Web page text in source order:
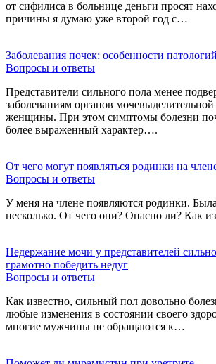
от сифилиса в больнице деньги просят
причины я думаю уже второй год с…
Заболевания почек: особенности
Вопросы и ответы
Представители сильного пола менее
заболеваниям органов
женщины. При этом симптомы болезни
более выраженный характер….
От чего могут появляться родинки на
Вопросы и ответы
У меня на члене появляются родинки.
несколько. От чего они? Опасно ли? Как
Недержание мочи у представителей
грамотно победить недуг
Вопросы и ответы
Как известно, сильный пол довольно
любые изменения в состоянии своего
многие мужчины не обращаются к…